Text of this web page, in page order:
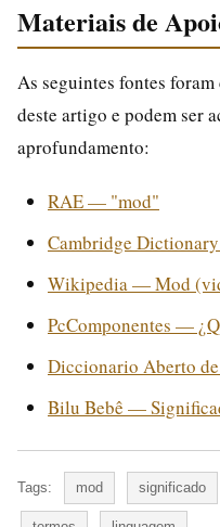
Materiais de
As seguintes fontes
deste artigo e podem ser
aprofundamento:
RAE — "mod"
Cambridge
Wikipedia — Mod
PcComponentes —
Diccionario Aberto
Bilu Bebê —
Tags: mod significado